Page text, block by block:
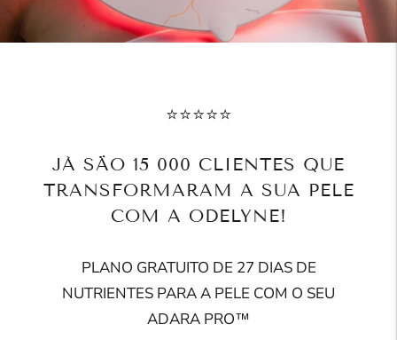
⭐⭐⭐⭐⭐
JÁ SÃO 15 000 CLIENTES QUE
TRANSFORMARAM A SUA PELE
COM A ODELYNE!
PLANO GRATUITO DE 27 DIAS DE
NUTRIENTES PARA A PELE COM O SEU
ADARA PRO™